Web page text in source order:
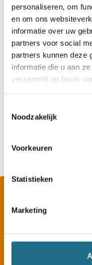
personaliseren, om
en om ons
informatie over uw
partners voor social
partners kunnen deze
informatie die u aan
verzameld op basis
Noodzakelijk
Voorkeuren
Statistieken
Marketing
Aankomende
club
Gewijzigd
10 km
Zondag 8